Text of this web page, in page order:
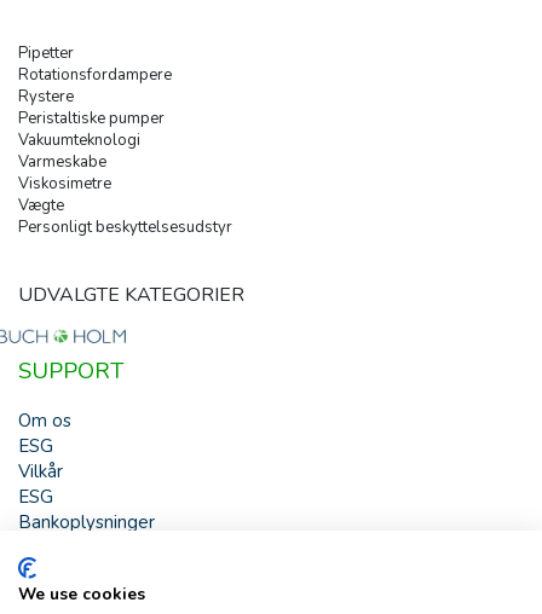
Pipetter
Rotationsfordampere
Rystere
Peristaltiske pumper
Vakuumteknologi
Varmeskabe
Viskosimetre
Vægte
Personligt beskyttelsesudstyr
UDVALGTE KATEGORIER
SUPPORT
Om os
ESG
Vilkår
ESG
Bankoplysninger
HJÆLP
We use cookies